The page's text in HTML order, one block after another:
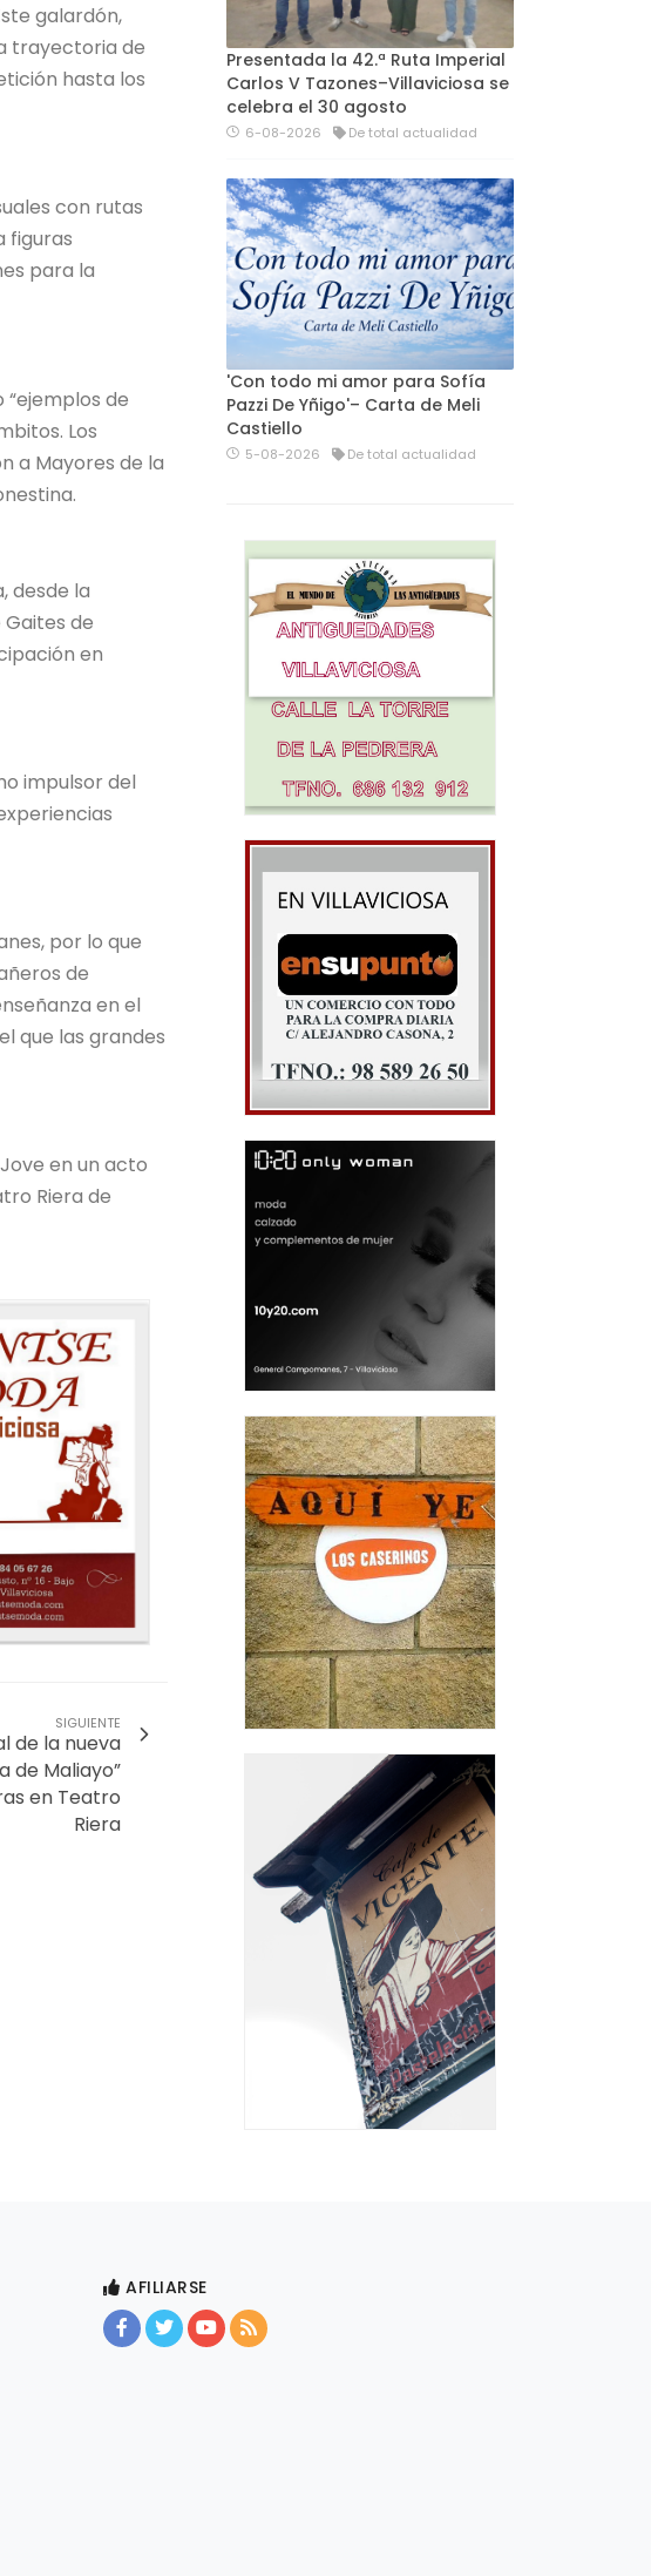
galardón,
trayectoria de
hasta los
con rutas
figuras
para la
de
Los
a Mayores de la
desde la
de
en
impulsor del
por lo que
de
en el
que las grandes
en un acto
Riera de
SIGUIENTE
de la nueva
de Maliayo”
en Teatro
Riera
Presentada la 42.ª Ruta Imperial
Carlos V Tazones–Villaviciosa se
celebra el 30 agosto
6-08-2026 De total actualidad
'Con todo mi amor para Sofía
Pazzi De Yñigo'– Carta de Meli
Castiello
5-08-2026 De total actualidad
AFILIARSE